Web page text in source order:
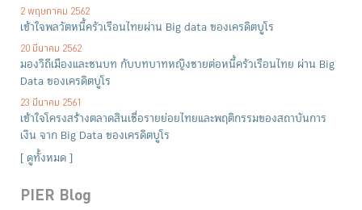
2 พฤษภาคม 2562
เข้าใจพลวัตหนี้ครัวเรือนไทยผ่าน Big data ของเครดิตบูโร
20 มีนาคม 2562
มองวิถีเมืองและชนบท กับบทบาทหญิงชายต่อหนี้ครัวเรือนไทย ผ่าน Big
Data ของเครดิตบูโร
23 มีนาคม 2561
เข้าใจโครงสร้างตลาดสินเชื่อรายย่อยไทยและพฤติกรรมของสถาบันการ
เงิน จาก Big Data ของเครดิตบูโร
[ ดูทั้งหมด]
PIER Blog